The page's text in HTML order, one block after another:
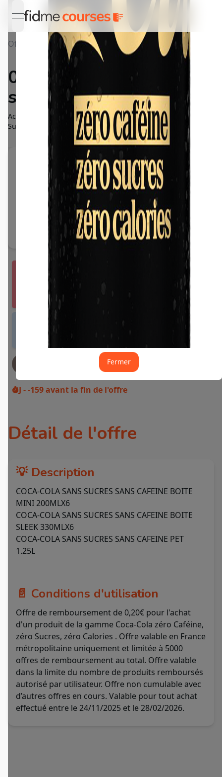
open navigation menu
Offres Détail 0,20€ DE RÉDUCTION sur un Coca-Cola
0,20€ DE RÉDUCTION
sur un Coca-Cola
Achète un produit de la gamme Coca-Cola zéro Caféine, zéro
Sucres, zéro Calories et bénéficie d'une réduction de 0,20€.
Fermer
JE DEMANDE MON REMBOURSEMENT
Offre valable dans tous les magasins et drives
de France métropolitaine et sur Internet.
Vous devez vous connecter ou créer un compte
Fidme Courses pour bénéficier de cette offre.
J'y vais de ce pas 🙂
J - -159avant la fin de l'offre
Détail de l'offre
💡 Description
COCA-COLA SANS SUCRES SANS CAFEINE BOITE
MINI 200MLX6
COCA-COLA SANS SUCRES SANS CAFEINE BOITE
SLEEK 330MLX6
COCA-COLA SANS SUCRES SANS CAFEINE PET
1.25L
📄 Conditions d'utilisation
Offre de remboursement de 0,20€ pour l'achat
d'un produit de la gamme Coca-Cola zéro Caféine,
zéro Sucres, zéro Calories . Offre valable en France
métropolitaine uniquement et limitée à 5000
offres de remboursement au total. Offre valable
dans la limite du nombre de produits remboursés
autorisé par utilisateur. Offre non cumulable avec
d’autres offres en cours. Valable pour tout achat
effectué entre le 24/11/2025 et le 28/02/2026.